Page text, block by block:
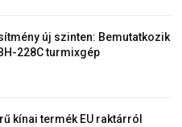
új szinten: Bemutatkozik
228C turmixgép
kínai termék EU raktárról